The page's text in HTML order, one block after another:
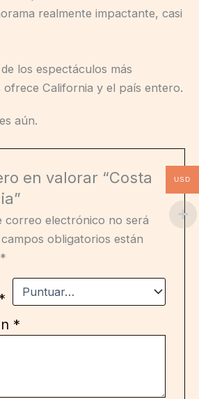
realmente impactante, casi
los espectáculos más
California y el país entero.
aún.
en valorar “Costa
correo electrónico no será
obligatorios están
*
*
*
USD